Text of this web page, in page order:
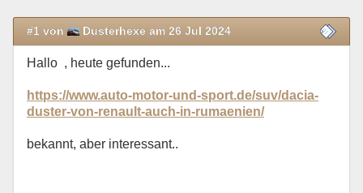
#1 von Dusterhexe am 26 Jul 2024
Hallo , heute gefunden...
https://www.auto-motor-und-sport.de/suv/dacia-
duster-von-renault-auch-in-rumaenien/
bekannt, aber interessant..